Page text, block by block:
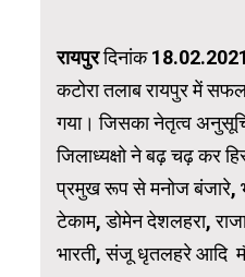
रायपुरदिनांक
कटोरा तलाब रायपुर में
गया। जिसका नेतृत्व
जिलाध्यक्षो ने बढ़ चढ़ कर
प्रमुख रूप से मनोज बंजारे,
टेकाम, डोमेन देशलहरा,
भारती, संजू धृतलहरे आदि